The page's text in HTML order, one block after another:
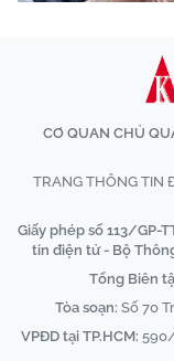
CƠ QUAN CHỦ
TRANG THÔNG TIN
Giấy phép số 113/GP-
tin điện tử - Bộ
Tổng Biên
Tòa soạn: Số 70
VPĐD tại TP.HCM: 590/